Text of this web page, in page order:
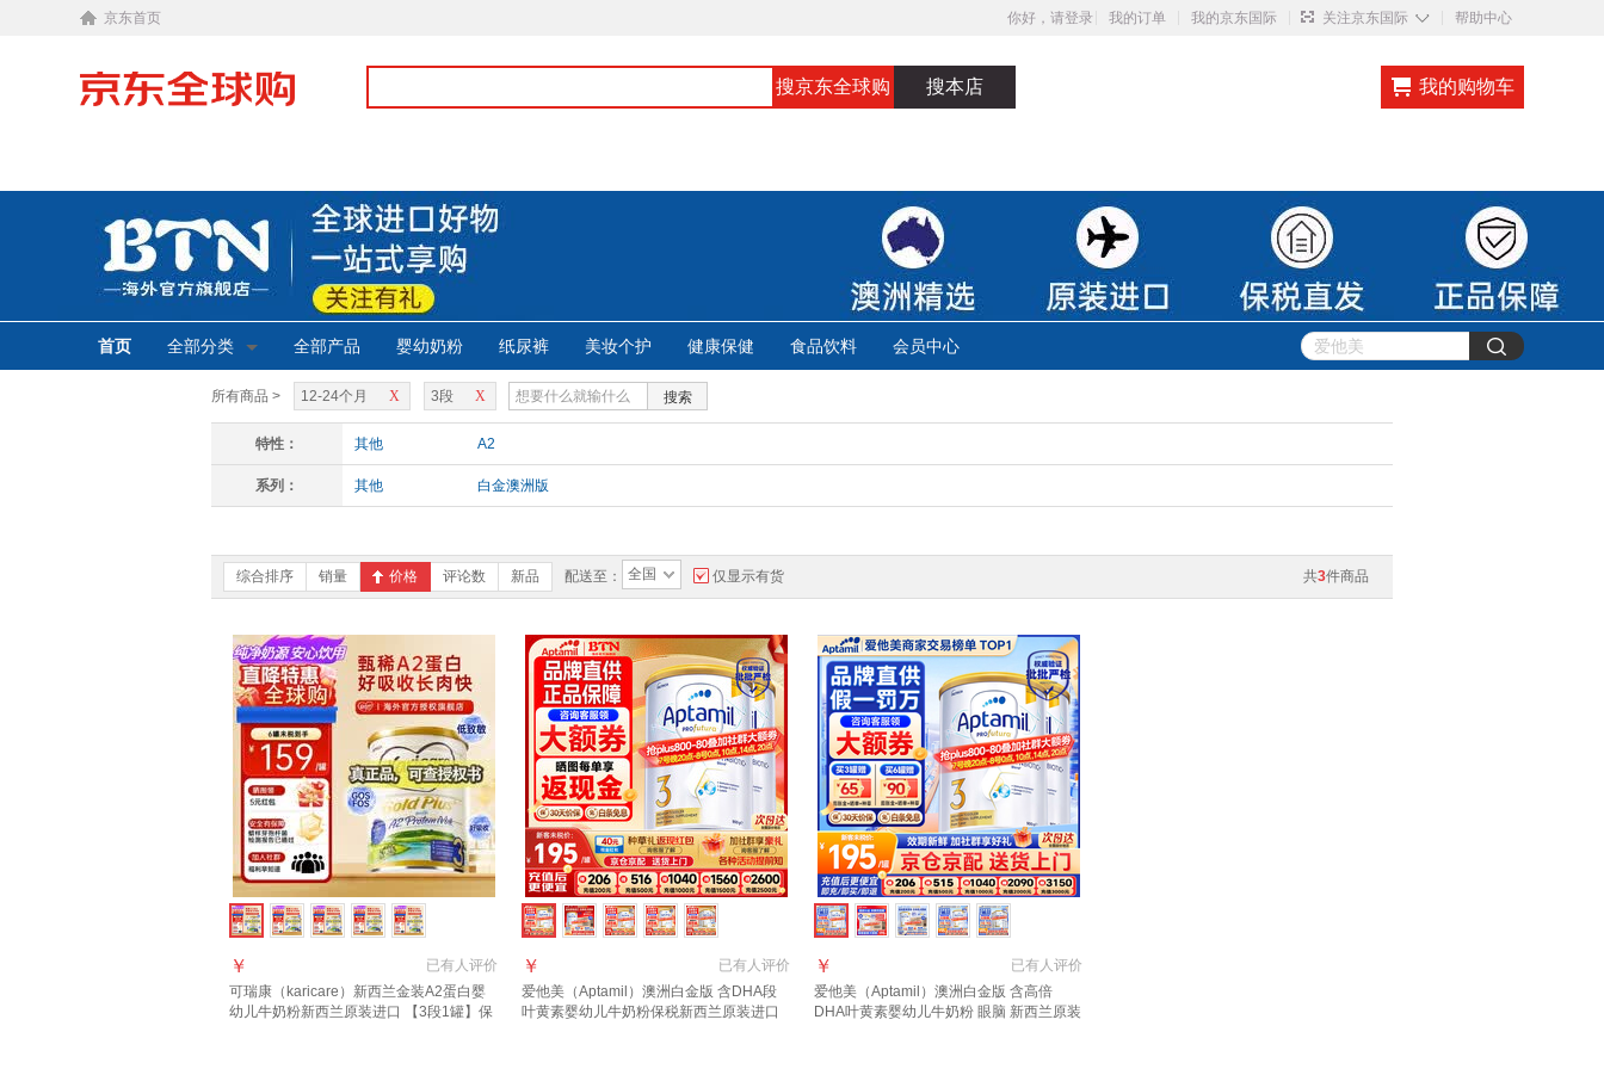
京东首页 你好，请登录 我的订单 我的京东国际 关注京东国际 ◇ 帮助中心
搜京东全球购 搜本店 我的购物车
首页 全部分类 全部产品 婴幼奶粉 纸尿裤 美妆个护 健康保健 食品饮料 会员中心
所有商品 > X
12-24个月 X
3段 搜索
特性： 其他 A2
系列： 其他 白金澳洲版
共3件商品
综合排序 销量 价格 评论数 新品 配送至： 全国 仅显示有货
已有人评价
￥
可瑞康（karicare）新西兰金装A2蛋白婴
幼儿牛奶粉新西兰原装进口 【3段1罐】保
已有人评价
￥
爱他美（Aptamil）澳洲白金版 含DHA段
叶黄素婴幼儿牛奶粉保税新西兰原装进口
已有人评价
￥
爱他美（Aptamil）澳洲白金版 含高倍
DHA叶黄素婴幼儿牛奶粉 眼脑 新西兰原装